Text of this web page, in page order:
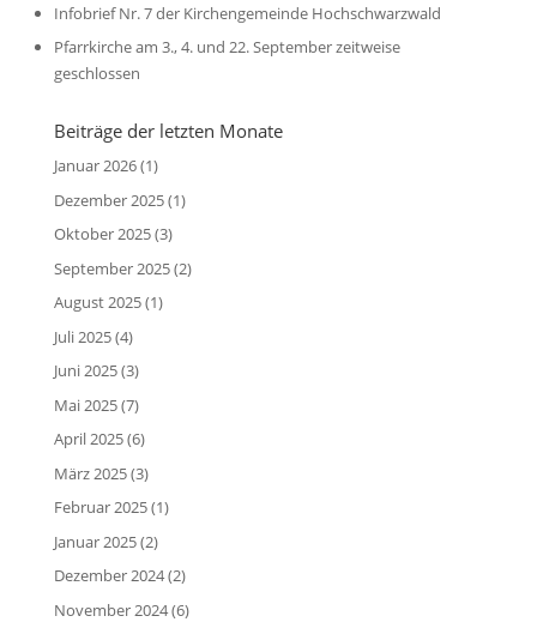
Infobrief Nr. 7 der Kirchengemeinde Hochschwarzwald
Pfarrkirche am 3., 4. und 22. September zeitweise
geschlossen
Beiträge der letzten Monate
Januar 2026(1)
Dezember 2025(1)
Oktober 2025(3)
September 2025(2)
August 2025(1)
Juli 2025(4)
Juni 2025(3)
Mai 2025(7)
April 2025(6)
März 2025(3)
Februar 2025(1)
Januar 2025(2)
Dezember 2024(2)
November 2024(6)